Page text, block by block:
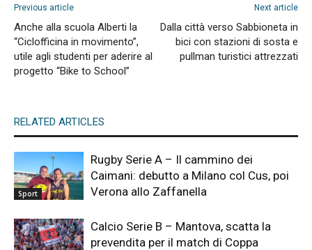
Previous article
Anche alla scuola Alberti la
“Ciclofficina in movimento”,
utile agli studenti per aderire al
progetto “Bike to School”
Next article
Dalla città verso Sabbioneta in
bici con stazioni di sosta e
pullman turistici attrezzati
RELATED ARTICLES
Sport
Rugby Serie A – Il cammino dei
Caimani: debutto a Milano col Cus, poi
Verona allo Zaffanella
Calcio Serie B – Mantova, scatta la
prevendita per il match di Coppa